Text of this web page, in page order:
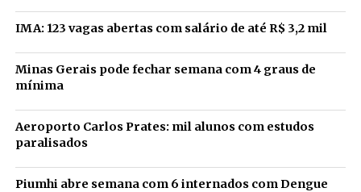
IMA: 123 vagas abertas com salário de até R$ 3,2 mil
Minas Gerais pode fechar semana com 4 graus de
mínima
Aeroporto Carlos Prates: mil alunos com estudos
paralisados
Piumhi abre semana com 6 internados com Dengue